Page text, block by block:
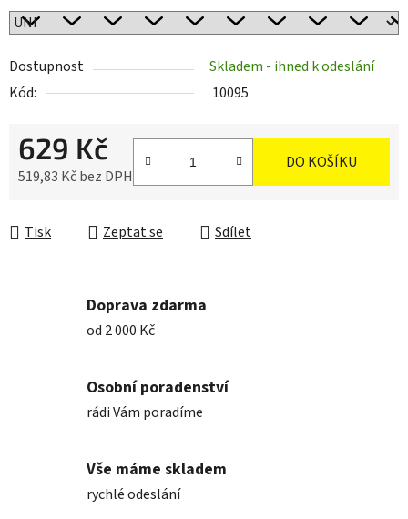
Dostupnost
Skladem - ihned k odeslání
Kód:
10095
629 Kč
519,83 Kč bez DPH
DO KOŠÍKU
Tisk Zeptat se Sdílet
Doprava zdarma
od 2 000 Kč
Osobní poradenství
rádi Vám poradíme
Vše máme skladem
rychlé odeslání